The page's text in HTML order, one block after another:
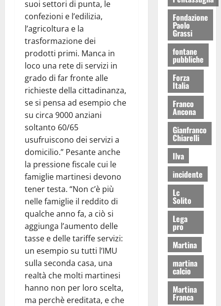
suoi settori di punta, le
confezioni e l’edilizia,
l’agricoltura e la
trasformazione dei
prodotti primi. Manca in
loco una rete di servizi in
grado di far fronte alle
richieste della cittadinanza,
se si pensa ad esempio che
su circa 9000 anziani
soltanto 60/65
usufruiscono dei servizi a
domicilio.” Pesante anche
la pressione fiscale cui le
famiglie martinesi devono
tener testa. “Non c’è più
nelle famiglie il reddito di
qualche anno fa, a ciò si
aggiunga l’aumento delle
tasse e delle tariffe servizi:
un esempio su tutti l’IMU
sulla seconda casa, una
realtà che molti martinesi
hanno non per loro scelta,
ma perchè ereditata, e che
Fondazione
Paolo
Grassi
fontane
pubbliche
Forza
Italia
Franco
Ancona
Gianfranco
Chiarelli
Ilva
incidente
Lc
Solito
Lega
pro
Martina
martina
calcio
Martina
Franca